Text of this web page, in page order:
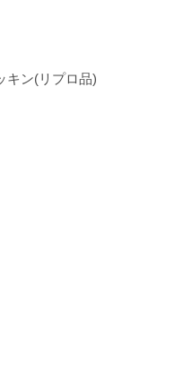
キン(リプロ品)